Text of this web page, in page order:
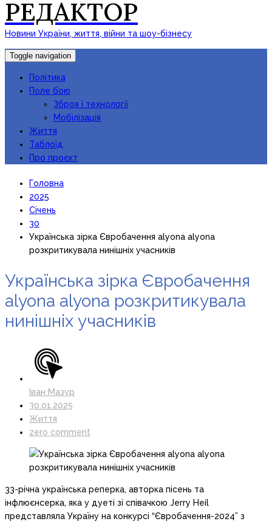
РЕДАКТОР
Новини України, життя, війни та шоу-бізнесу
Toggle navigation
Політика
Поле бою
Зброя і технології
Мобілізація
Життя
Таблоїд
Про проєкт
Головна
2025
Січень
30
Українська зірка Євробачення alyona alyona
розкритикувала нинішніх учасників
Українська зірка Євробачення
alyona alyona розкритикувала
нинішніх учасників
Іван Мазур
30.01.2025
Життя
zero comment
33-річна українська реперка, авторка пісень та
інфлюєнсерка, яка у дуеті зі співачкою Jerry Heil
представляла Україну на конкурсі “Євробачення-2024” з